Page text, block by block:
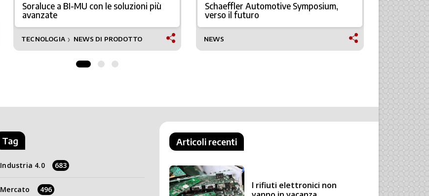
Soraluce a BI-MU con le soluzioni più
avanzate
TECNOLOGIA ❯ NEWS DI PRODOTTO
Schaeffler Automotive Symposium,
verso il futuro
NEWS
SPS
NEWS
Tag
Industria 4.0 683
Mercato 496
Articoli recenti
I rifiuti elettronici non